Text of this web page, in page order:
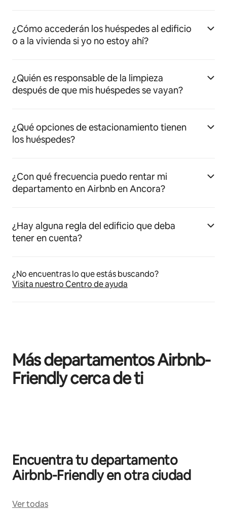
¿Cómo accederán los huéspedes al edificio
o a la vivienda si yo no estoy ahí?
¿Quién es responsable de la limpieza
después de que mis huéspedes se vayan?
¿Qué opciones de estacionamiento tienen
los huéspedes?
¿Con qué frecuencia puedo rentar mi
departamento en Airbnb en Ancora?
¿Hay alguna regla del edificio que deba
tener en cuenta?
¿No encuentras lo que estás buscando?
Visita nuestro Centro de ayuda
Más departamentos Airbnb-
Friendly cerca de ti
Encuentra tu departamento
Airbnb-Friendly en otra ciudad
Ver todas